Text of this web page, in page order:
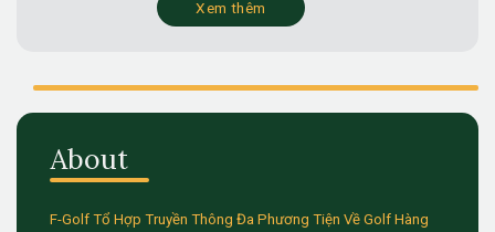
Xem thêm
About
F-Golf Tổ Hợp Truyền Thông Đa Phương Tiện Về Golf Hàng